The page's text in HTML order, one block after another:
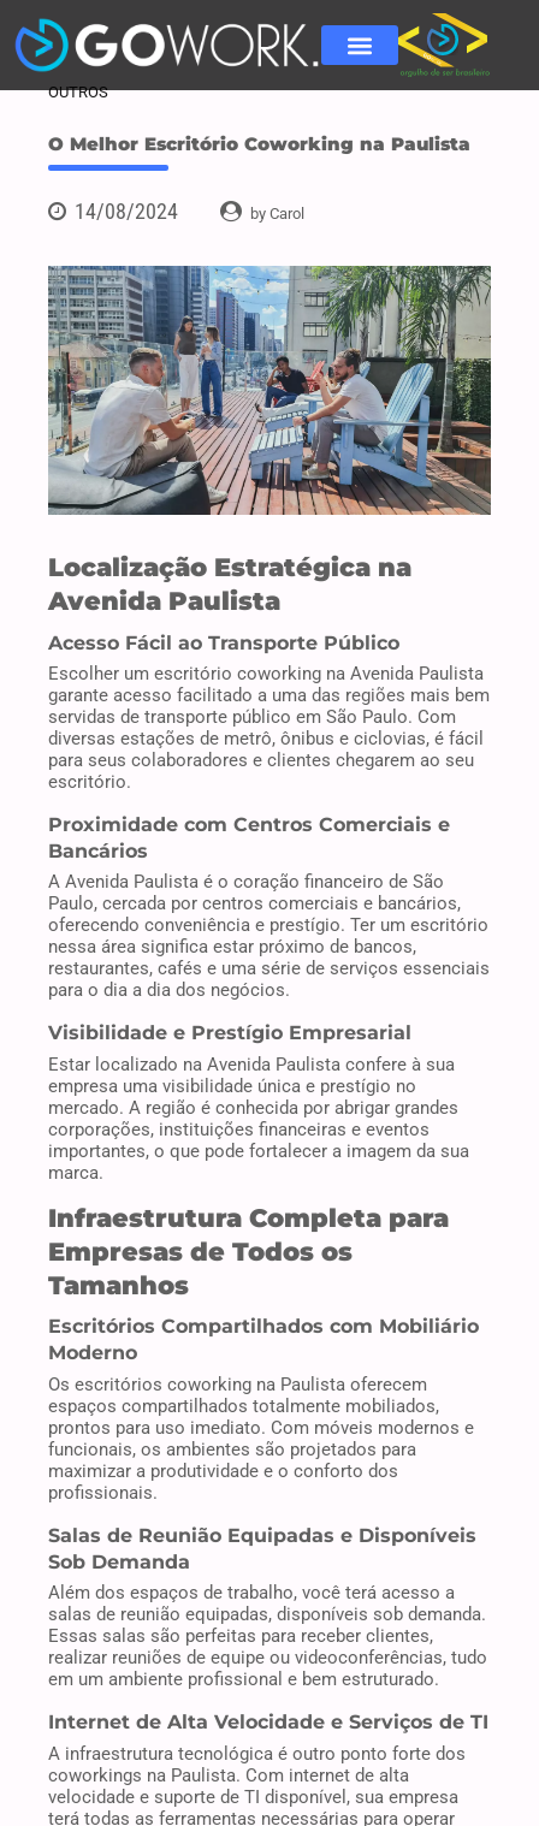
OUTROS
O Melhor Escritório Coworking na Paulista
14/08/2024 by Carol
Localização Estratégica na
Avenida Paulista
Acesso Fácil ao Transporte Público
Escolher um escritório coworking na Avenida Paulista
garante acesso facilitado a uma das regiões mais bem
servidas de transporte público em São Paulo. Com
diversas estações de metrô, ônibus e ciclovias, é fácil
para seus colaboradores e clientes chegarem ao seu
escritório.
Proximidade com Centros Comerciais e
Bancários
A Avenida Paulista é o coração financeiro de São
Paulo, cercada por centros comerciais e bancários,
oferecendo conveniência e prestígio. Ter um escritório
nessa área significa estar próximo de bancos,
restaurantes, cafés e uma série de serviços essenciais
para o dia a dia dos negócios.
Visibilidade e Prestígio Empresarial
Estar localizado na Avenida Paulista confere à sua
empresa uma visibilidade única e prestígio no
mercado. A região é conhecida por abrigar grandes
corporações, instituições financeiras e eventos
importantes, o que pode fortalecer a imagem da sua
marca.
Infraestrutura Completa para
Empresas de Todos os
Tamanhos
Escritórios Compartilhados com Mobiliário
Moderno
Os escritórios coworking na Paulista oferecem
espaços compartilhados totalmente mobiliados,
prontos para uso imediato. Com móveis modernos e
funcionais, os ambientes são projetados para
maximizar a produtividade e o conforto dos
profissionais.
Salas de Reunião Equipadas e Disponíveis
Sob Demanda
Além dos espaços de trabalho, você terá acesso a
salas de reunião equipadas, disponíveis sob demanda.
Essas salas são perfeitas para receber clientes,
realizar reuniões de equipe ou videoconferências, tudo
em um ambiente profissional e bem estruturado.
Internet de Alta Velocidade e Serviços de TI
A infraestrutura tecnológica é outro ponto forte dos
coworkings na Paulista. Com internet de alta
velocidade e suporte de TI disponível, sua empresa
terá todas as ferramentas necessárias para operar